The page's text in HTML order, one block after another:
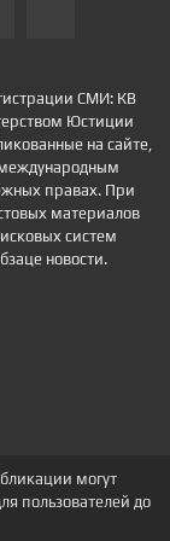
СМИ: КВ
Юстиции
на сайте,
правах. При
материалов
систем
новости.
могут
пользователей до